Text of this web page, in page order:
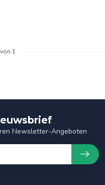
von 1
Newsletter-Angeboten